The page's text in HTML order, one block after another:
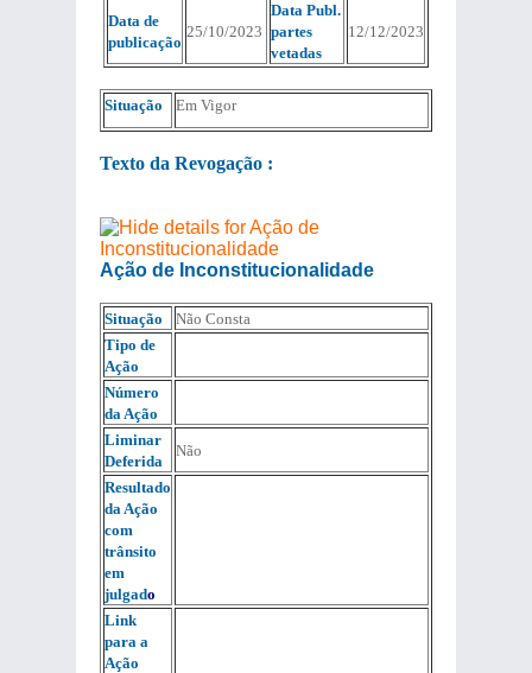
Data de
publicação
25/10/2023
Data Publ.
partes
vetadas
12/12/2023
Situação Em Vigor
Texto da Revogação :
Ação de Inconstitucionalidade
Situação
Não Consta
Tipo de
Ação
Número
da Ação
Liminar
Deferida
Não
Resultado
da Ação
com
trânsito
em
julgado
Link
para a
Ação